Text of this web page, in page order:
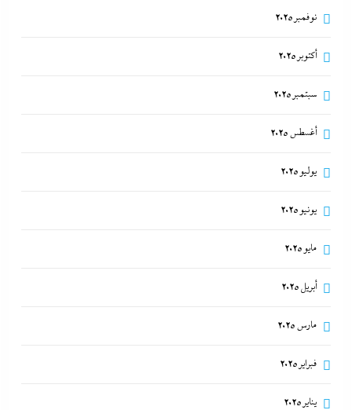
نوفمبر 2025
أكتوبر 2025
سبتمبر 2025
أغسطس 2025
يوليو 2025
يونيو 2025
مايو 2025
أبريل 2025
مارس 2025
فبراير 2025
يناير 2025